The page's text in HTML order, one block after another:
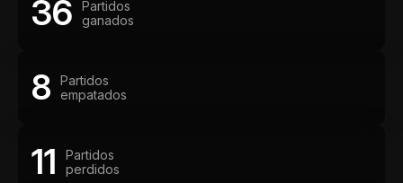
36
Partidos
ganados
8
Partidos
empatados
11
Partidos
perdidos